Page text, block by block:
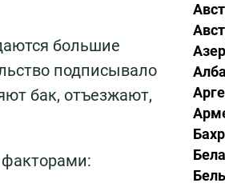
большие
подписывало
бак, отъезжают,